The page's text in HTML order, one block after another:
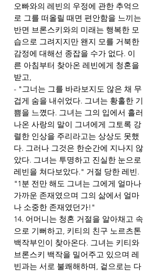
오빠와의 레빈의 우정에 관한 추억으
로 그를 떠올릴 때면 편안함을 느끼는
반면 브론스키와의 미래는 행복한 모
습으로 그려지지만 왠지 모를 거북한
감정에 대해선 종잡을 수가 없다. 이
른 아침부터 찾아온 레빈에게 청혼을
받고,
- "그너는 그를 바라보지도 않은 채 무
겁게 숨을 내쉬었다. 그녀는 황홀한 기
쁨을 느꼈다. 그녀는 그의 입에서 흘러
나온 사랑의 말이 그녀에게 그토록 강
렬한 인상을 주리라고는 상상도 못했
다. 그러나 그것은 한순간에 지나지 않
았다. 그녀는 투명하고 진실한 눈으로
레빈을 쳐다보았다." 거절 당한 레빈.
"1분 전만 해도 그녀는 그에게 얼마나
가까운 존재였으며 그의 삶에서 얼마
나 소중한 존재였던가!"
14. 어머니는 청혼 거절을 알아채고 속
으로 기뻐하고, 키티의 친구 노르츠톤
백작부인이 찾아온다. 그녀는 키티와
브론스키 백작을 밀어주고 있으며 레
빈과는 서로 불쾌해하며, 겉으로는 다